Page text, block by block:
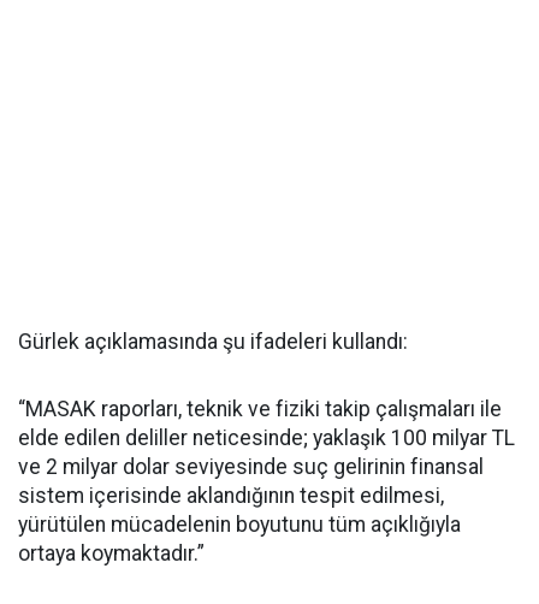
Gürlek açıklamasında şu ifadeleri kullandı:
“MASAK raporları, teknik ve fiziki takip çalışmaları ile
elde edilen deliller neticesinde; yaklaşık 100 milyar TL
ve 2 milyar dolar seviyesinde suç gelirinin finansal
sistem içerisinde aklandığının tespit edilmesi,
yürütülen mücadelenin boyutunu tüm açıklığıyla
ortaya koymaktadır.”